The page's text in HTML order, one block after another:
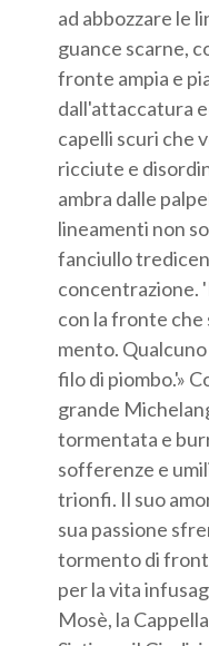
ad abbozzare le
guance scarne,
fronte ampia e
dall'attaccatura
capelli scuri che
ricciute e
ambra dalle
lineamenti non
fanciullo
concentrazione.
con la fronte che
mento.
filo di piombo.'»
grande
tormentata e
sofferenze e
trionfi. Il suo
sua passione
tormento di
per la vita
Mosè, la